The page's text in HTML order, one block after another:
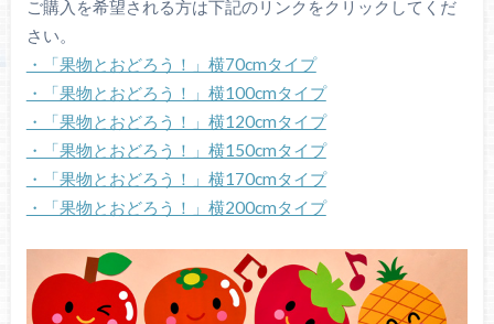
ご購入を希望される方は下記のリンクをクリックしてくだ
さい。
・「果物とおどろう！」横70cmタイプ
・「果物とおどろう！」横100cmタイプ
・「果物とおどろう！」横120cmタイプ
・「果物とおどろう！」横150cmタイプ
・「果物とおどろう！」横170cmタイプ
・「果物とおどろう！」横200cmタイプ